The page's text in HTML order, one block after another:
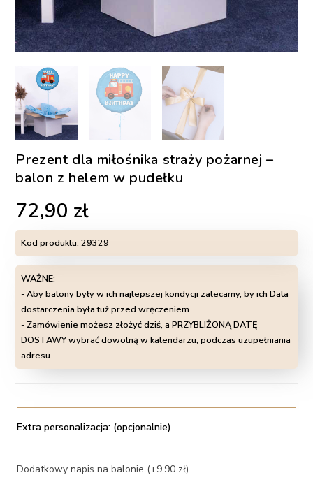
Prezent dla miłośnika straży pożarnej –
balon z helem w pudełku
72,90 zł
Kod produktu:29329
WAŻNE:
- Aby balony były w ich najlepszej kondycji zalecamy, by ich Data
dostarczenia była tuż przed wręczeniem.
- Zamówienie możesz złożyć dziś, a PRZYBLIŻONĄ DATĘ
DOSTAWY wybrać dowolną w kalendarzu, podczas uzupełniania
adresu.
Extra personalizacja: (opcjonalnie)
Dodatkowy napis na balonie (+9,90 zł)